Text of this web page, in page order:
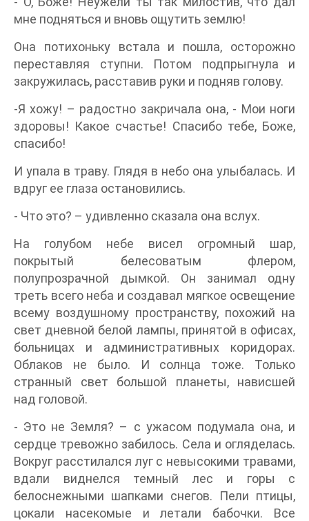
мне подняться и вновь ощутить землю!
Она потихоньку встала и пошла, осторожно
переставляя ступни. Потом подпрыгнула и
закружилась, расставив руки и подняв голову.
-Я хожу! – радостно закричала она, - Мои ноги
здоровы! Какое счастье! Спасибо тебе, Боже,
спасибо!
И упала в траву. Глядя в небо она улыбалась. И
вдруг ее глаза остановились.
- Что это? – удивленно сказала она вслух.
На голубом небе висел огромный шар,
покрытый белесоватым флером,
полупрозрачной дымкой. Он занимал одну
треть всего неба и создавал мягкое освещение
всему воздушному пространству, похожий на
свет дневной белой лампы, принятой в офисах,
больницах и административных коридорах.
Облаков не было. И солнца тоже. Только
странный свет большой планеты, нависшей
над головой.
- Это не Земля? – с ужасом подумала она, и
сердце тревожно забилось. Села и огляделась.
Вокруг расстилался луг с невысокими травами,
вдали виднелся темный лес и горы с
белоснежными шапками снегов. Пели птицы,
цокали насекомые и летали бабочки. Все